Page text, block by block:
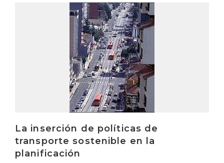
La inserción de políticas de
transporte sostenible en la
planificación